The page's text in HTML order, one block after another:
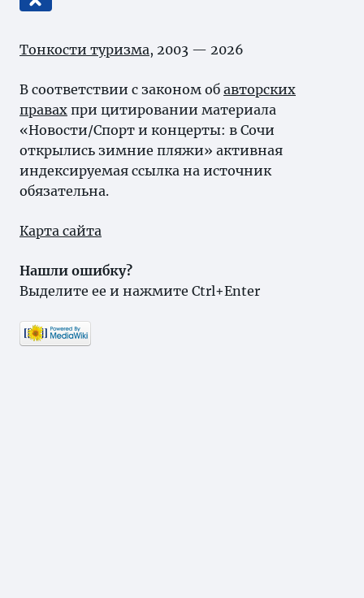
Тонкости туризма, 2003 — 2026
В соответствии с законом об авторских
правах при цитировании материала
«Новости/Спорт и концерты: в Сочи
открылись зимние пляжи» активная
индексируемая ссылка на источник
обязательна.
Карта сайта
Нашли ошибку?
Выделите ее и нажмите Ctrl+Enter